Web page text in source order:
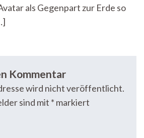
als Gegenpart zur Erde so
Kommentar
wird nicht veröffentlicht.
sind mit * markiert